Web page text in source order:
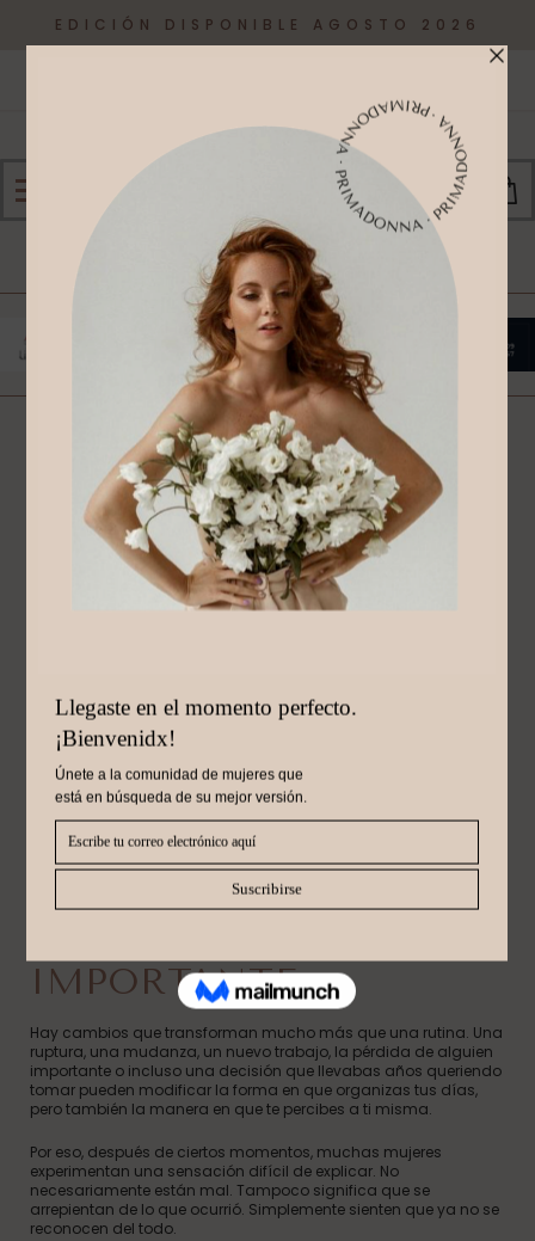
EDICIÓN DISPONIBLE AGOSTO 2026
Junio 19, 2026
CÓMO VOLVER A
SENTIRTE TÚ DESPUÉS
IMPORTANTE
Hay cambios que transforman mucho más que una rutina. Una
ruptura, una mudanza, un nuevo trabajo, la pérdida de alguien
importante o incluso una decisión que llevabas años queriendo
tomar pueden modificar la forma en que organizas tus días,
pero también la manera en que te percibes a ti misma.
Por eso, después de ciertos momentos, muchas mujeres
experimentan una sensación difícil de explicar. No
necesariamente están mal. Tampoco significa que se
arrepientan de lo que ocurrió. Simplemente sienten que ya no se
reconocen del todo.